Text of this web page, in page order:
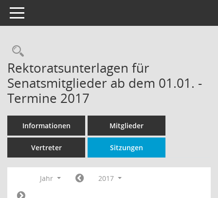
Toggle navigation
Rechercheauswahl
Rektoratsunterlagen für
Senatsmitglieder ab dem 01.01. -
Termine 2017
Informationen Mitglieder
Vertreter Sitzungen
Jahr 2017